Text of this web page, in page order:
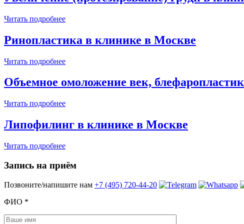
Читать подробнее
Ринопластика в клинике в Москве
Читать подробнее
Объемное омоложение век,
Читать подробнее
Липофилинг в клинике в Москве
Читать подробнее
Запись на приём
Позвоните/напишите нам +7 (495) 720-44-20
ФИО *